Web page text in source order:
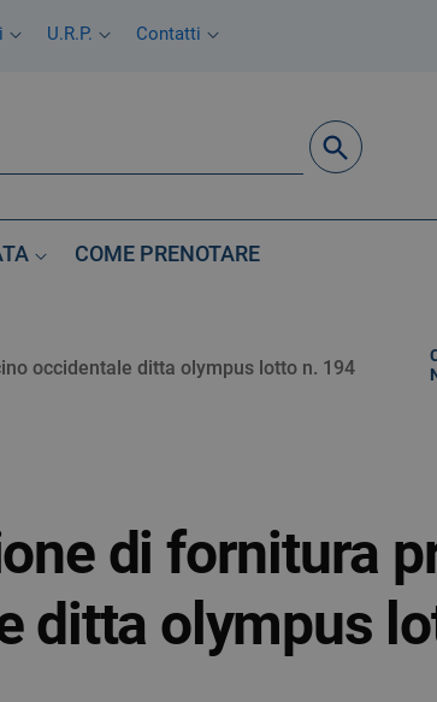
U.R.P. Contatti
COME PRENOTARE
occidentale ditta olympus lotto n. 194
di fornitura
ditta olympus